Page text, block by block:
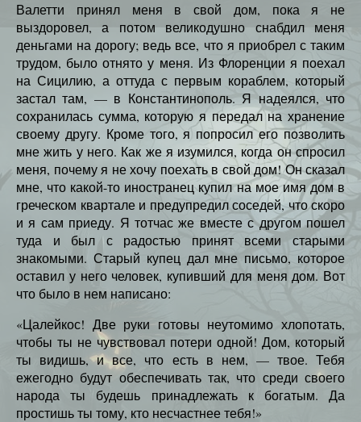
Валетти принял меня в свой дом, пока я не
выздоровел, а потом великодушно снабдил меня
деньгами на дорогу; ведь все, что я приобрел с таким
трудом, было отнято у меня. Из Флоренции я поехал
на Сицилию, а оттуда с первым кораблем, который
застал там, — в Константинополь. Я надеялся, что
сохранилась сумма, которую я передал на хранение
своему другу. Кроме того, я попросил его позволить
мне жить у него. Как же я изумился, когда он спросил
меня, почему я не хочу поехать в свой дом! Он сказал
мне, что какой-то иностранец купил на мое имя дом в
греческом квартале и предупредил соседей, что скоро
и я сам приеду. Я тотчас же вместе с другом пошел
туда и был с радостью принят всеми старыми
знакомыми. Старый купец дал мне письмо, которое
оставил у него человек, купивший для меня дом. Вот
что было в нем написано:
«Цалейкос! Две руки готовы неутомимо хлопотать,
чтобы ты не чувствовал потери одной! Дом, который
ты видишь, и все, что есть в нем, — твое. Тебя
ежегодно будут обеспечивать так, что среди своего
народа ты будешь принадлежать к богатым. Да
простишь ты тому, кто несчастнее тебя!»